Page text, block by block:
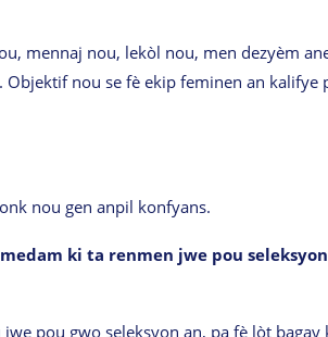
mennaj nou, lekòl nou, men dezyèm
Objektif nou se fè ekip feminen an kalifye
nou gen anpil konfyans.
ki ta renmen jwe pou seleksyon
pou gwo seleksyon an, pa fè lòt bagay